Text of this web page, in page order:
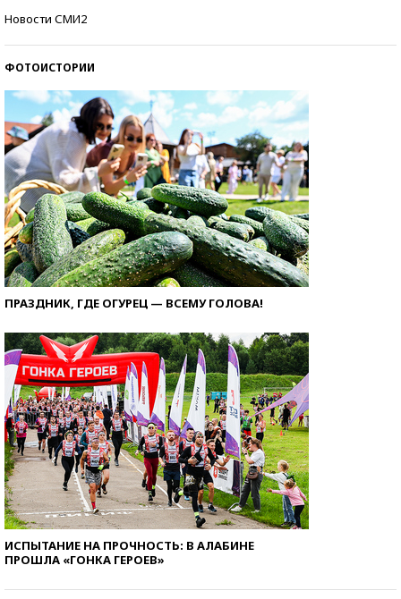
Новости СМИ2
ФОТОИСТОРИИ
ПРАЗДНИК, ГДЕ ОГУРЕЦ — ВСЕМУ ГОЛОВА!
ИСПЫТАНИЕ НА ПРОЧНОСТЬ: В АЛАБИНЕ
ПРОШЛА «ГОНКА ГЕРОЕВ»